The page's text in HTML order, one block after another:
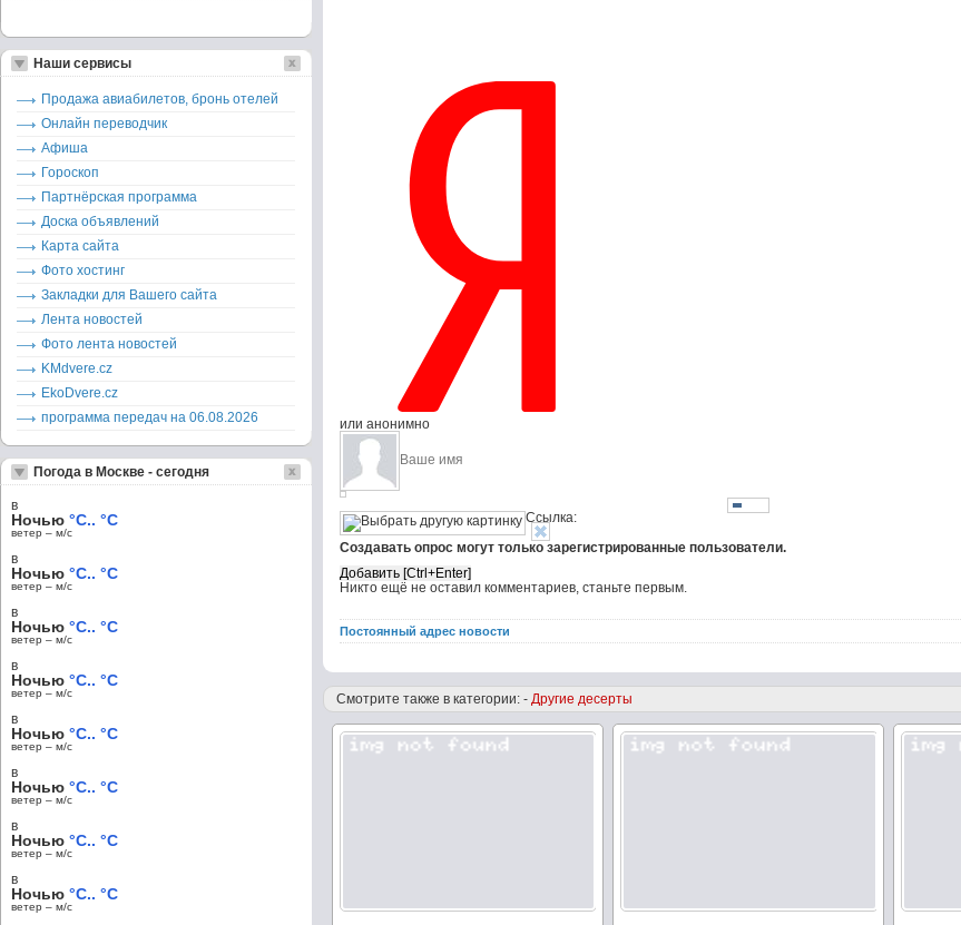
или анонимно
Ссылка:
Создавать опрос могут только зарегистрированные пользователи.
Никто ещё не оставил комментариев, станьте первым.
Постоянный адрес новости
Смотрите также в категории: -Другие десерты
Наши сервисы
Продажа авиабилетов, бронь отелей
Онлайн переводчик
Афиша
Гороскоп
Партнёрская программа
Доска объявлений
Карта сайта
Фото хостинг
Закладки для Вашего сайта
Лента новостей
Фото лента новостей
KMdvere.cz
EkoDvere.cz
программа передач на 06.08.2026
Погода в Москве - сегодня
в
Ночью °C.. °C
ветер – м/c
в
Ночью °C.. °C
ветер – м/c
в
Ночью °C.. °C
ветер – м/c
в
Ночью °C.. °C
ветер – м/c
в
Ночью °C.. °C
ветер – м/c
в
Ночью °C.. °C
ветер – м/c
в
Ночью °C.. °C
ветер – м/c
в
Ночью °C.. °C
ветер – м/c